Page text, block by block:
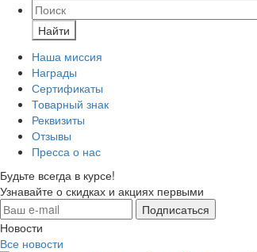
Найти
Наша миссия
Награды
Сертификаты
Товарный знак
Реквизиты
Отзывы
Пресса о нас
Будьте всегда в курсе!
Узнавайте о скидках и акциях первыми
Новости
Все новости